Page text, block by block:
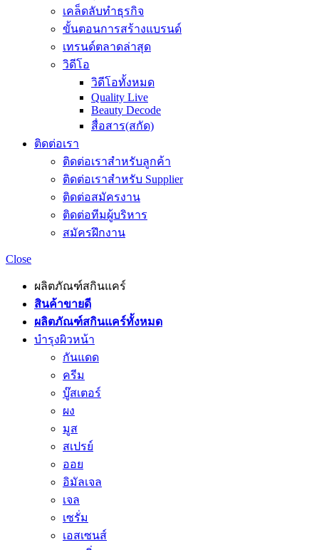
เคล็ดลับทำธุรกิจ
ขั้นตอนการสร้างแบรนด์
เทรนด์ตลาดล่าสุด
วิดีโอ
วิดีโอทั้งหมด
Quality Live
Beauty Decode
สื่อสาร(สกัด)
ติดต่อเรา
ติดต่อเราสำหรับลูกค้า
ติดต่อเราสำหรับ Supplier
ติดต่อสมัครงาน
ติดต่อทีมผู้บริหาร
สมัครฝึกงาน
Close
ผลิตภัณฑ์สกินแคร์
สินค้าขายดี
ผลิตภัณฑ์สกินแคร์ทั้งหมด
บำรุงผิวหน้า
กันแดด
ครีม
บู๊สเตอร์
ผง
มูส
สเปรย์
ออย
อิมัลเจล
เจล
เซรั่ม
เอสเซนส์